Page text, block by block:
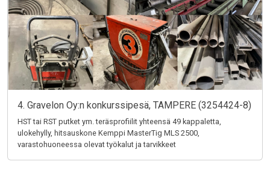
4. Gravelon Oy:n konkurssipesä, TAMPERE (3254424-8)
HST tai RST putket ym. teräsprofiilit yhteensä 49 kappaletta,
ulokehylly, hitsauskone Kemppi MasterTig MLS 2500,
varastohuoneessa olevat työkalut ja tarvikkeet